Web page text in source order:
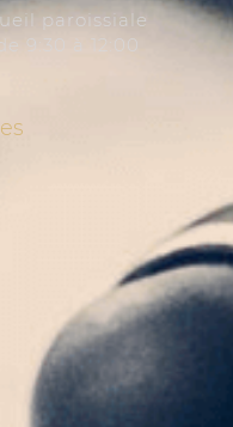
paroissiale
9:30 à 12:00